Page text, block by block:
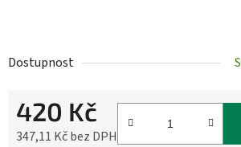
Dostupnost
420 Kč
347,11 Kč bez DPH